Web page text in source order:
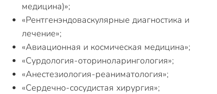
медицина)»;
«Рентгенэндоваскулярные диагностика и
лечение»;
«Авиационная и космическая медицина»;
«Сурдология-оториноларингология»;
«Анестезиология-реаниматология»;
«Сердечно-сосудистая хирургия»;